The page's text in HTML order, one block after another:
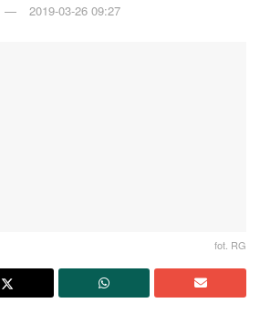
2019-03-26 09:27
fot. RG